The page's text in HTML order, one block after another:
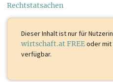
Rechtstatsachen
Dieser Inhalt istnur für
wirtschaft.at FREEoder mit
verfügbar.